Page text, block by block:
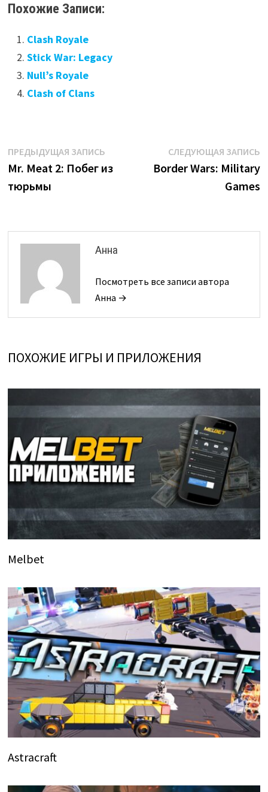
Похожие Записи:
Clash Royale
Stick War: Legacy
Null’s Royale
Clash of Clans
Навигация
по
записям
ПРЕДЫДУЩАЯ ЗАПИСЬПредыдущая
запись:
Mr. Meat 2: Побег из
тюрьмы
СЛЕДУЮЩАЯ ЗАПИСЬ
Border Wars: Military
Games
Анна
Посмотреть все записи автора
Анна →
ПОХОЖИЕ ИГРЫ И ПРИЛОЖЕНИЯ
Melbet
Astracraft